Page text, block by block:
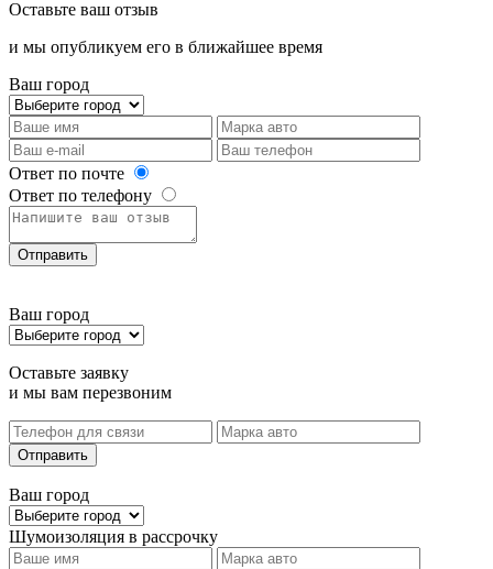
Оставьте ваш отзыв
и мы опубликуем его в ближайшее время
Ваш город
Ответ по почте
Ответ по телефону
Отправить
Ваш город
Оставьте заявку
и мы вам перезвоним
Отправить
Ваш город
Шумоизоляция в рассрочку